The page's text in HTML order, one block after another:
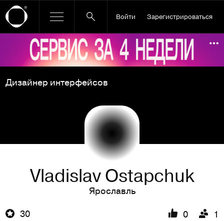
Войти Зарегистрироваться
Ссылка баннера
Дизайнер интерфейсов
Vladislav Ostapchuk
Ярославль
30
0 1